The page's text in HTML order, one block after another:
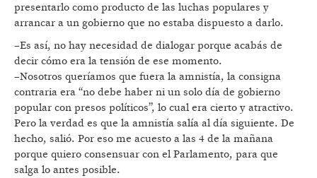
presentarlo como producto de las luchas populares y
arrancar a un gobierno que no estaba dispuesto a darlo.
–Es así, no hay necesidad de dialogar porque acabás de
decir cómo era la tensión de ese momento.
–Nosotros queríamos que fuera la amnistía, la consigna
contraria era “no debe haber ni un solo día de gobierno
popular con presos políticos”, lo cual era cierto y atractivo.
Pero la verdad es que la amnistía salía al día siguiente. De
hecho, salió. Por eso me acuesto a las 4 de la mañana
porque quiero consensuar con el Parlamento, para que
salga lo antes posible.